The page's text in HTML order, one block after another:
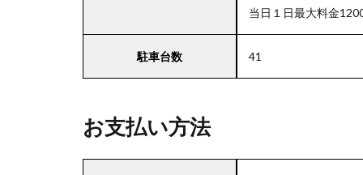
当日１日最大料金
駐車台数 41
お支払い方法